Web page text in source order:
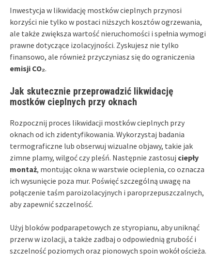
Inwestycja w likwidację mostków cieplnych przynosi
korzyści nie tylko w postaci niższych kosztów ogrzewania,
ale także zwiększa wartość nieruchomości i spełnia wymogi
prawne dotyczące izolacyjności. Zyskujesz nie tylko
finansowo, ale również przyczyniasz się do ograniczenia
emisji CO₂.
Jak skutecznie przeprowadzić likwidację
mostków cieplnych przy oknach
Rozpocznij proces likwidacji mostków cieplnych przy
oknach od ich zidentyfikowania. Wykorzystaj badania
termograficzne lub obserwuj wizualne objawy, takie jak
zimne plamy, wilgoć czy pleśń. Następnie zastosuj ciepły
montaż, montując okna w warstwie ocieplenia, co oznacza
ich wysunięcie poza mur. Poświęć szczególną uwagę na
połączenie taśm paroizolacyjnych i paroprzepuszczalnych,
aby zapewnić szczelność.
Użyj bloków podparapetowych ze styropianu, aby uniknąć
przerw w izolacji, a także zadbaj o odpowiednią grubość i
szczelność poziomych oraz pionowych spoin wokół ościeża.